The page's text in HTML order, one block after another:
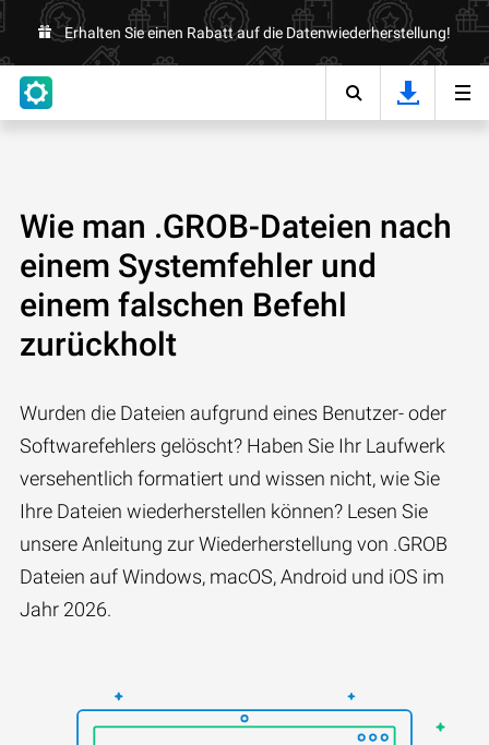
Erhalten Sie einen Rabatt auf die Datenwiederherstellung!
Wie man .GROB-Dateien nach
einem Systemfehler und
einem falschen Befehl
zurückholt
Wurden die Dateien aufgrund eines Benutzer- oder
Softwarefehlers gelöscht? Haben Sie Ihr Laufwerk
versehentlich formatiert und wissen nicht, wie Sie
Ihre Dateien wiederherstellen können? Lesen Sie
unsere Anleitung zur Wiederherstellung von .GROB
Dateien auf Windows, macOS, Android und iOS im
Jahr 2026.